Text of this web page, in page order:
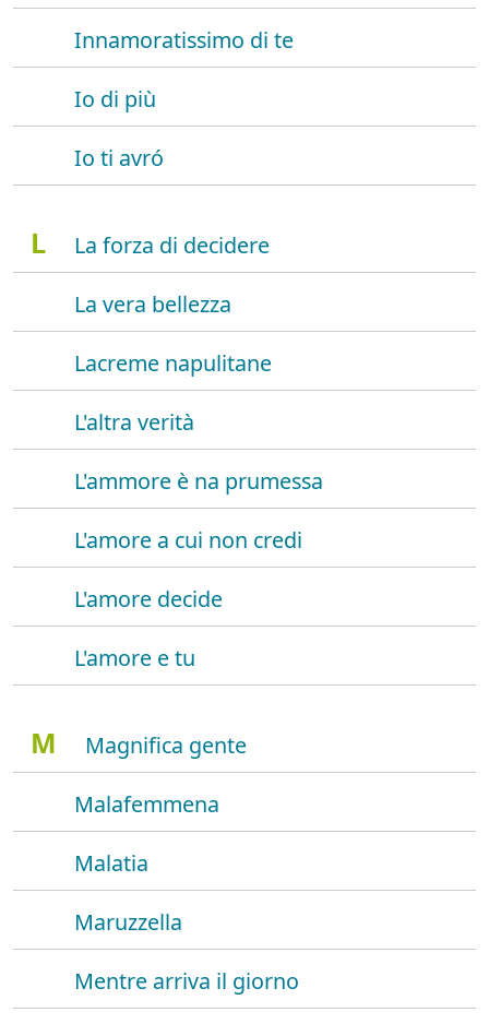
Innamoratissimo di te
Io di più
Io ti avró
L
La forza di decidere
La vera bellezza
Lacreme napulitane
L'altra verità
L'ammore è na prumessa
L'amore a cui non credi
L'amore decide
L'amore e tu
M
Magnifica gente
Malafemmena
Malatia
Maruzzella
Mentre arriva il giorno